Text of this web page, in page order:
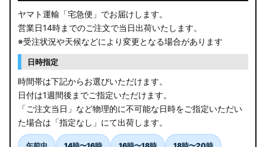
ヤマト運輸「宅急便」でお届けします。
営業日14時までのご注文で当日出荷いたします。
※受注状況や天候などにより変更となる場合があります
日時指定
時間帯は下記からお選びいただけます。
日付は1週間後までご指定いただけます。
「ご注文当日」など物理的に不可能な日時をご指定いただい
た場合は「指定なし」にて出荷します。